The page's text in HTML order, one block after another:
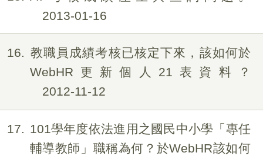
2013-01-16
16
教職員成績考核已核定下來，該如何於
WebHR更新個人21表資料？
2012-11-12
17
101學年度依法進用之國民中小學「專任
輔導教師」職稱為何？於WebHR該如何